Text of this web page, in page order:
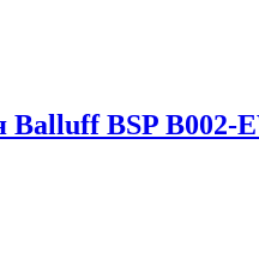
Balluff BSP B002-